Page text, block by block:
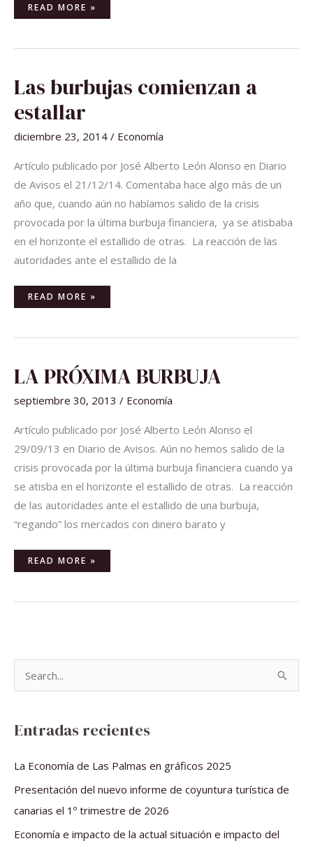
READ MORE »
Las burbujas comienzan a
estallar
diciembre 23, 2014 / Economía
Artículo publicado por José Alberto León Alonso en Diario
de Avisos el 21/12/14. Comentaba hace algo más de un
año que, cuando aún no habíamos salido de la crisis
provocada por la última burbuja financiera, ya se atisbaba
en el horizonte el estallido de otras. La reacción de las
autoridades ante el estallido de la
BURBUJAS
COMIENZAN
ESTALLAR
READ MORE »
LA PRÓXIMA BURBUJA
septiembre 30, 2013 / Economía
Artículo publicado por José Alberto León Alonso el
29/09/13 en Diario de Avisos. Aún no hemos salido de la
crisis provocada por la última burbuja financiera cuando ya
se atisba en el horizonte el estallido de otras. La reacción
de las autoridades ante el estallido de una burbuja,
“regando” los mercados con dinero barato y
LA
PRÓXIMA
BURBUJA
READ MORE »
a
r
Entradas recientes
La Economía de Las Palmas en gráficos 2025
Presentación del nuevo informe de coyuntura turística de
canarias el 1º trimestre de 2026
Economía e impacto de la actual situación e impacto del